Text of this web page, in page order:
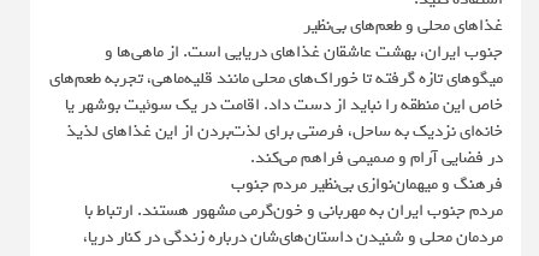
غذاهای محلی و طعم‌های بی‌نظیر
جنوب ایران، بهشت عاشقان غذاهای دریایی است. از ماهی‌ها و
میگوهای تازه گرفته تا خوراک‌های محلی مانند قلیه‌ماهی، تجربه طعم‌های
خاص این منطقه را نباید از دست داد. اقامت در یک سوئیت بوشهر یا
خانه‌ای نزدیک به ساحل، فرصتی برای لذت‌بردن از این غذاهای لذیذ
در فضایی آرام و صمیمی فراهم می‌کند.
فرهنگ و میهمان‌نوازی بی‌نظیر مردم جنوب
مردم جنوب ایران به مهربانی و خون‌گرمی مشهور هستند. ارتباط با
مردمان محلی و شنیدن داستان‌های‌شان درباره زندگی در کنار دریا،